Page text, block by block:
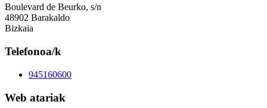
Boulevard de Beurko, s/n
48902 Barakaldo
Bizkaia
Telefonoa/k
945160600
Web atariak